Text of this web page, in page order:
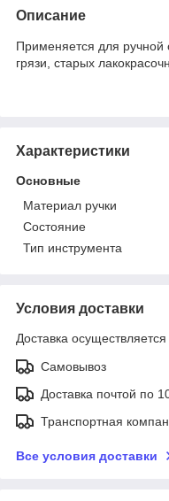
Описание
Применяется для ручной
грязи, старых
Характеристики
Основные
Материал ручки
Состояние
Тип инструмента
Условия доставки
Доставка
Самовывоз
Доставка почтой по
Транспортная
Все условия доставки